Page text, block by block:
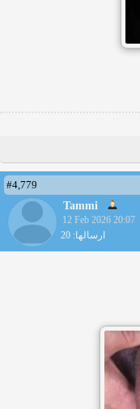
#4,779
Tammi
12 Feb 2026 20:07
ارسالها: 20